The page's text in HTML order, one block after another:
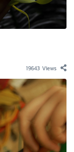
19643 Views